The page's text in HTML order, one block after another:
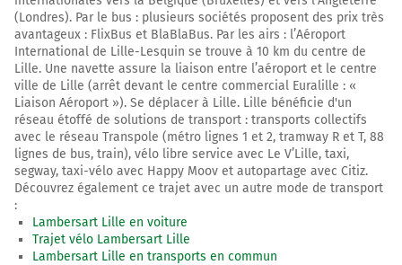
(Londres). Par le bus : plusieurs sociétés proposent des prix très
avantageux : FlixBus et BlaBlaBus. Par les airs : l’Aéroport
International de Lille-Lesquin se trouve à 10 km du centre de
Lille. Une navette assure la liaison entre l’aéroport et le centre
ville de Lille (arrêt devant le centre commercial Euralille : «
Liaison Aéroport »). Se déplacer à Lille. Lille bénéficie d'un
réseau étoffé de solutions de transport : transports collectifs
avec le réseau Transpole (métro lignes 1 et 2, tramway R et T, 88
lignes de bus, train), vélo libre service avec Le V’Lille, taxi,
segway, taxi-vélo avec Happy Moov et autopartage avec Citiz.
Découvrez également ce trajet avec un autre mode de transport
:
Lambersart Lille en voiture
Trajet vélo Lambersart Lille
Lambersart Lille en transports en commun